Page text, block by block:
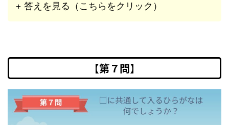
+ 答えを見る（こちらをクリック）
【第７問】